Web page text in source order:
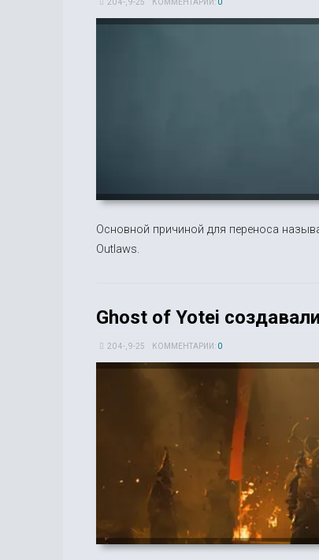
Основной причиной для переноса
Outlaws.
Ghost of Yotei
20 4-, 9-25 КОММЕНТАРИИ: 0